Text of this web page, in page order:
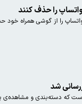
را حذف کنند
را از گوشی همراه خود
شد
دسته‌بندی و مشاهده‌ی